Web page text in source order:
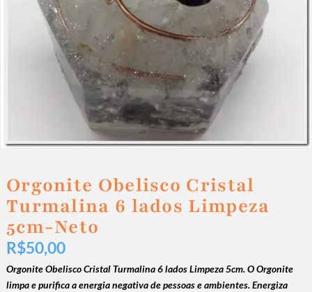
Orgonite Obelisco Cristal
Turmalina 6 lados Limpeza
5cm-Neto
R$50,00
Orgonite Obelisco Cristal Turmalina 6 lados Limpeza 5cm. O Orgonite
limpa e purifica a energia negativa de pessoas e ambientes.Energiza